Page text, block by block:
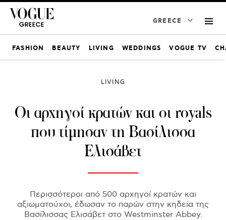
GREECE
FASHION BEAUTY LIVING WEDDINGS VOGUE TV
LIVING
Οι αρχηγοί κρατών και οι royals
που τίμησαν τη Βασίλισσα
Ελισάβετ
Περισσότεροι από 500 αρχηγοί κρατών και
αξιωματούχοι, έδωσαν το παρών στην κηδεία της
Βασίλισσας Ελισάβετ στο Westminster Abbey.